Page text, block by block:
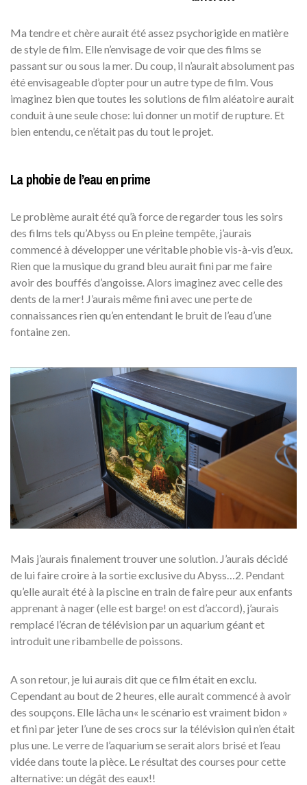
Ma tendre et chère aurait été assez psychorigide en matière
de style de film. Elle n’envisage de voir que des films se
passant sur ou sous la mer. Du coup, il n’aurait absolument pas
été envisageable d’opter pour un autre type de film. Vous
imaginez bien que toutes les solutions de film aléatoire aurait
conduit à une seule chose: lui donner un motif de rupture. Et
bien entendu, ce n’était pas du tout le projet.
La phobie de l’eau en prime
Le problème aurait été qu’à force de regarder tous les soirs
des films tels qu’Abyss ou En pleine tempête, j’aurais
commencé à développer une véritable phobie vis-à-vis d’eux.
Rien que la musique du grand bleu aurait fini par me faire
avoir des bouffés d’angoisse. Alors imaginez avec celle des
dents de la mer! J’aurais même fini avec une perte de
connaissances rien qu’en entendant le bruit de l’eau d’une
fontaine zen.
Mais j’aurais finalement trouver une solution. J’aurais décidé
de lui faire croire à la sortie exclusive du Abyss…2. Pendant
qu’elle aurait été à la piscine en train de faire peur aux enfants
apprenant à nager (elle est barge! on est d’accord), j’aurais
remplacé l’écran de télévision par un aquarium géant et
introduit une ribambelle de poissons.
A son retour, je lui aurais dit que ce film était en exclu.
Cependant au bout de 2 heures, elle aurait commencé à avoir
des soupçons. Elle lâcha un« le scénario est vraiment bidon »
et fini par jeter l’une de ses crocs sur la télévision qui n’en était
plus une. Le verre de l’aquarium se serait alors brisé et l’eau
vidée dans toute la pièce. Le résultat des courses pour cette
alternative: un dégât des eaux!!